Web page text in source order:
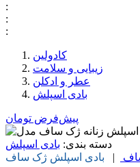
:
:
:
کادولین
زیبایی و سلامت
عطر و ادکلن
بادی اسپلش
پیش‌فرض تومان
دسته بندی: بادی اسپلش
| بادی اسپلش ژک ساف